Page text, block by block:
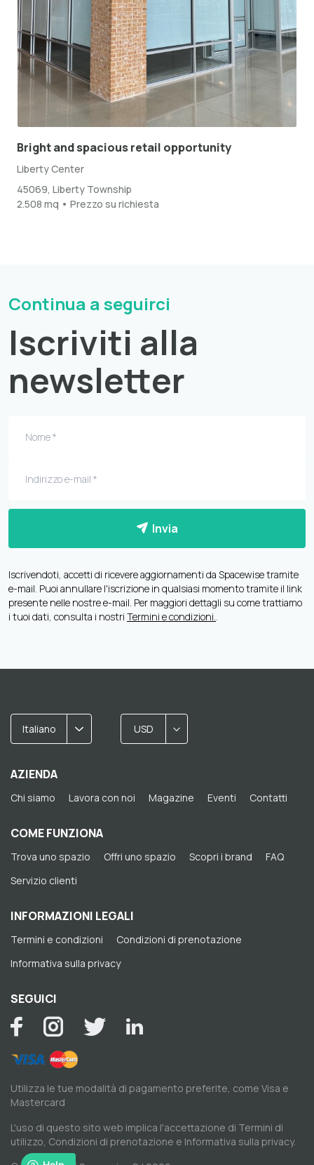
Bright and spacious retail opportunity
Liberty Center
45069, Liberty Township
2.508 mq • Prezzo su richiesta
Continua a seguirci
Iscriviti alla
newsletter
Invia
Iscrivendoti, accetti di ricevere aggiornamenti da Spacewise tramite
e-mail. Puoi annullare l'iscrizione in qualsiasi momento tramite il link
presente nelle nostre e-mail. Per maggiori dettagli su come trattiamo
i tuoi dati, consulta i nostri Termini e condizioni..
Italiano USD
AZIENDA
Chi siamo Lavora con noi Magazine Eventi Contatti
COME FUNZIONA
Trova uno spazio Offri uno spazio Scopri i brand
FAQ
Servizio clienti
INFORMAZIONI LEGALI
Termini e condizioni
Condizioni di prenotazione
Informativa sulla privacy
SEGUICI
Utilizza le tue modalità di pagamento preferite, come Visa e
Mastercard
L'uso di questo sito web implica l'accettazione di Termini di
utilizzo, Condizioni di prenotazione e Informativa sulla privacy.